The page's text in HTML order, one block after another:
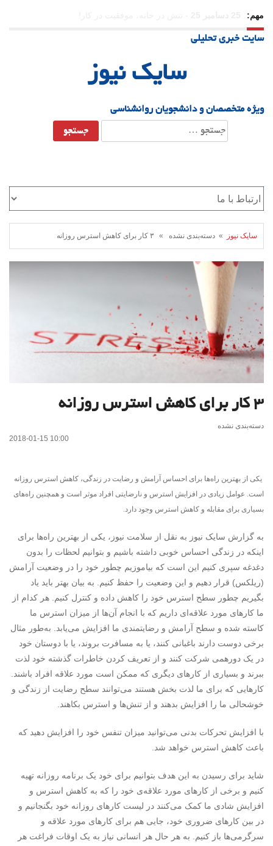
مهم:
21 دسامبر 25
سایت خبری تحلیلی
سایک نیوز
ویژه متخصصان و دانشجویان روانشناسی
جستجو
برای:
سایک نیوز » دسته‌بندی نشده » ۳ کار برای کاهش استرس روزانه
۳ کار برای کاهش استرس روزانه
دسته‌بندی نشده
2018-01-15 10:00
یکی از بهترین راه‌ها برای احساس آرامش و رضایت در زندگی، کاهش استرس روزانه
است. عوامل زیادی در افزایش استرس و نارضایتی افراد موثر است و همچنین راه‌های
بسیاری برای مقابله و کاهش استرس وجود دارد.
به گزارش سایک نیوز به نقل از سلامت نیوز، یکی از بهترین راه‌ها برای
اینکه در زندگی احساس خوبی داشته باشیم و بتوانیم لحظات را بدون
دغدغه سپری کنیم این است که بیاموزیم چطور خود را در وضعیت آرامش
(ریلکس) قرار دهیم و این وضعیت را حفظ کنیم. به بیان بهتر باید یاد
بگیریم چطور سطح استرس خود را کاهش داده و کنترل کنیم. هر کدام از
ما کارهای مورد علاقه‌ای داریم که با انجام آن‌ها از میزان استرس ما
کاسته شده و سطح آرامش و رضایتمندی ما افزایش می‌یابد. به‌طور مثال
برخی دوست دارند باغبانی کنند، یا به مسافرت بروند، یا با دوستان خود
در یک دورهمی شرکت کنند و از تعریف کردن خاطرات گذشته خود لذت
ببرند و بسیاری از کارهای دیگری که ممکن است مورد علاقه افراد باشند.
کارهایی که برای ما لذت بخش هستند می‌توانند سطح رضایت از زندگی و
خوشحالی ما را افزایش بدهند و از تنش‌ها و استرس بکاهند.
با افزایش تحرکات بدنی می‌توانید میزان تنفس خود را افزایش دهید که
باعث کاهش استرس خواهد شد.
شاید برای رسیدن به این هدف بتوانیم برای خود یک برنامه روزانه تهیه
کنیم و برخی از کارهای مورد علاقه‌ی خود را که به کاهش استرس و
افزایش شادی ما کمک می‌کنند در لیست کارهای روزانه خود بگنجانیم و
در بین کارهای ضروری خود، جایی هم برای کارهای مورد علاقه و
سرگرمی‌ها باز کنیم. به هر حال هر انسانی نیاز به یک اوقات فراغت هر